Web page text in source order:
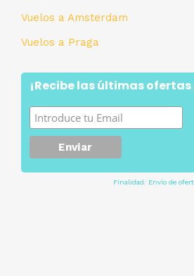
Vuelos a Amsterdam
Vuelos a Praga
¡Recibe las últimas
Finalidad: Envío de